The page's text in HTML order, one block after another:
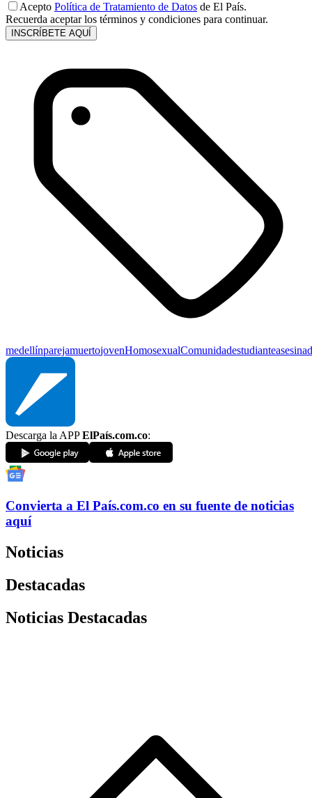
Acepto Política de Tratamiento de Datos de El País.
Recuerda aceptar los términos y condiciones para continuar.
INSCRÍBETE AQUÍ
medellínparejamuertojovenHomosexualComunidadestudiante
Descarga la APPElPaís.com.co:
Convierta a El País.com.co en su fuente de noticias
aquí
Noticias
Destacadas
Noticias Destacadas